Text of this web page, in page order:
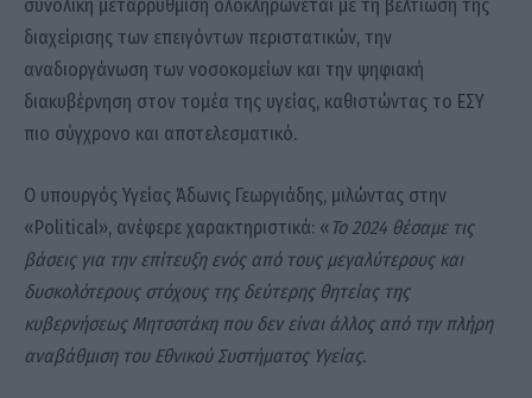
συνολική μεταρρύθμιση ολοκληρώνεται με τη βελτίωση της
διαχείρισης των επειγόντων περιστατικών, την
αναδιοργάνωση των νοσοκομείων και την ψηφιακή
διακυβέρνηση στον τομέα της υγείας, καθιστώντας το ΕΣΥ
πιο σύγχρονο και αποτελεσματικό.
Ο υπουργός Υγείας Άδωνις Γεωργιάδης, μιλώντας στην
«Political», ανέφερε χαρακτηριστικά: « Το 2024 θέσαμε τις
βάσεις για την επίτευξη ενός από τους μεγαλύτερους και
δυσκολότερους στόχους της δεύτερης θητείας της
κυβερνήσεως Μητσοτάκη που δεν είναι άλλος από την πλήρη
αναβάθμιση του Εθνικού Συστήματος Υγείας.